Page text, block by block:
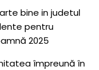
bine in judetul
pentru
2025
împreună în